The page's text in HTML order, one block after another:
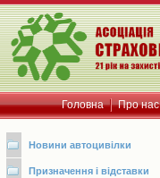
Головна Про нас
Новини автоцивілки
Призначення і відставки